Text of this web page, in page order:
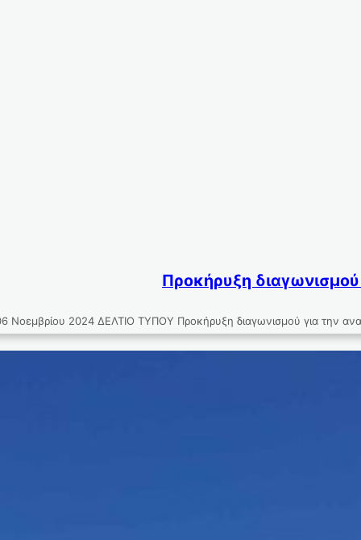
Προκήρυξη
2024 ΔΕΛΤΙΟ ΤΥΠΟΥ Προκήρυξη διαγωνισμού για την